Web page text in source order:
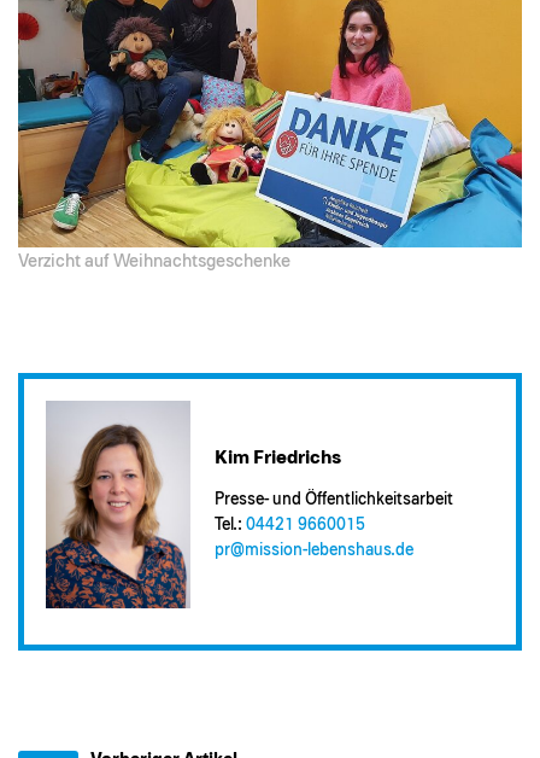
Verzicht auf Weihnachtsgeschenke
Kim Friedrichs
Presse- und Öffentlichkeitsarbeit
Tel.: 04421 9660015
pr@​mission-lebenshaus.de